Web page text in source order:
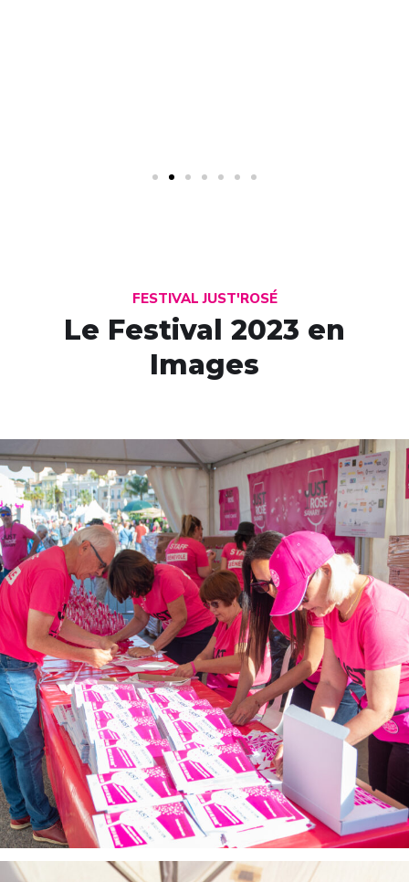
FESTIVAL JUST'ROSÉ
Le Festival 2023 en
Images